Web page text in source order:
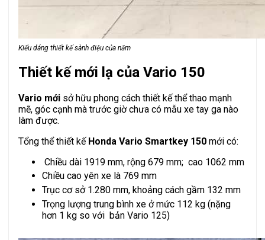
Kiểu dáng thiết kế sành điệu của năm
Thiết kế mới lạ của Vario 150
Vario mới sở hữu phong cách thiết kế thể thao mạnh
mẽ, góc cạnh mà trước giờ chưa có mẫu xe tay ga nào
làm được.
Tổng thể thiết kế Honda Vario Smartkey 150 mới có:
Chiều dài 1919 mm, rộng 679 mm; cao 1062 mm
Chiều cao yên xe là 769 mm
Trục cơ sở 1.280 mm, khoảng cách gầm 132 mm
Trọng lượng trung bình xe ở mức 112 kg (nặng
hơn 1 kg so với bản Vario 125)